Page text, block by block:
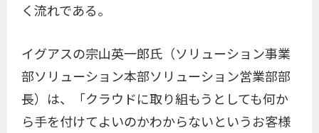
く流れである。
イグアスの宗山英一郎氏（ソリューション事業
部ソリューション本部ソリューション営業部部
長）は、「クラウドに取り組もうとしても何か
ら手を付けてよいのかわからないというお客様